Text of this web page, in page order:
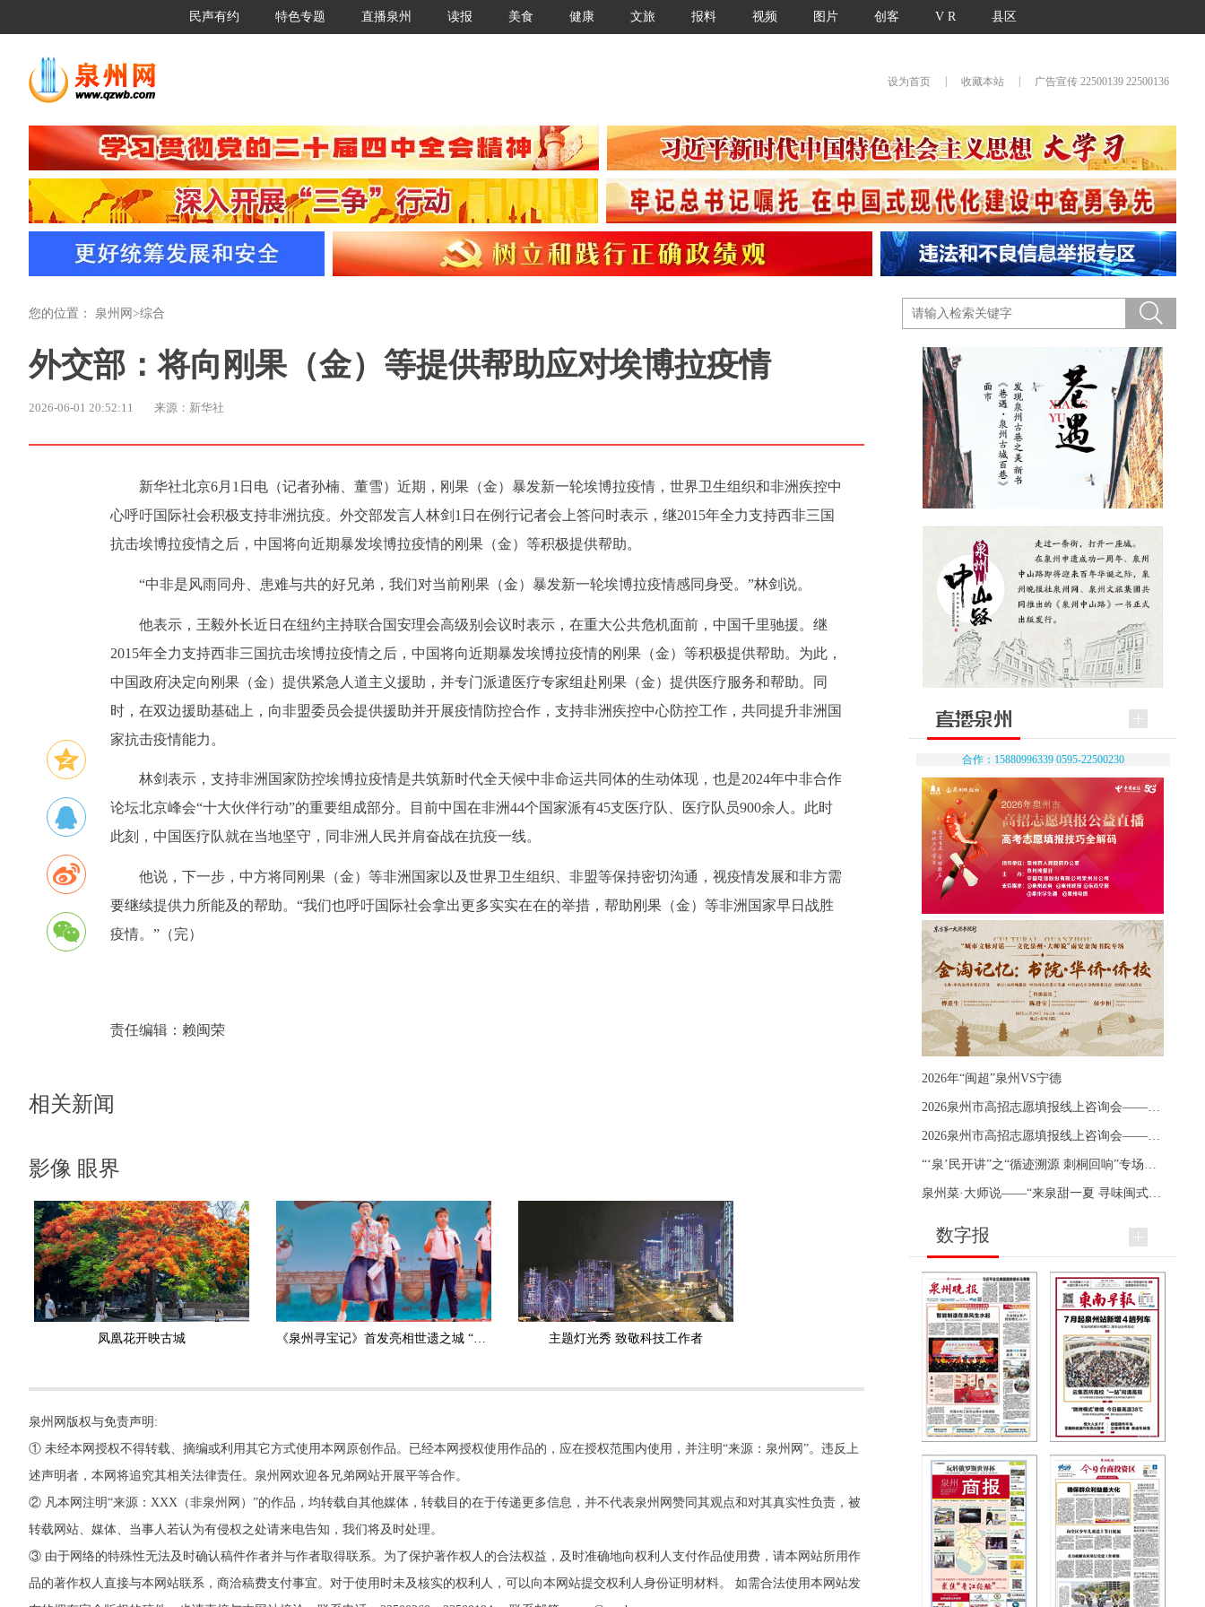
民声有约 特色专题 直播泉州 读报 美食 健康 文旅 报料 视频 图片 创客 V R 县区
设为首页 收藏本站 广告宣传 22500139 22500136
您的位置： 泉州网 >综合
外交部：将向刚果（金）等提供帮助应对埃博拉疫情
2026-06-01 20:52:11 来源：新华社
新华社北京6月1日电（记者孙楠、董雪）近期，刚果（金）暴发新一轮埃博拉疫情，世界卫生组织和非洲疾控中
心呼吁国际社会积极支持非洲抗疫。外交部发言人林剑1日在例行记者会上答问时表示，继2015年全力支持西非三国
抗击埃博拉疫情之后，中国将向近期暴发埃博拉疫情的刚果（金）等积极提供帮助。
“中非是风雨同舟、患难与共的好兄弟，我们对当前刚果（金）暴发新一轮埃博拉疫情感同身受。”林剑说。
他表示，王毅外长近日在纽约主持联合国安理会高级别会议时表示，在重大公共危机面前，中国千里驰援。继
2015年全力支持西非三国抗击埃博拉疫情之后，中国将向近期暴发埃博拉疫情的刚果（金）等积极提供帮助。为此，
中国政府决定向刚果（金）提供紧急人道主义援助，并专门派遣医疗专家组赴刚果（金）提供医疗服务和帮助。同
时，在双边援助基础上，向非盟委员会提供援助并开展疫情防控合作，支持非洲疾控中心防控工作，共同提升非洲国
家抗击疫情能力。
林剑表示，支持非洲国家防控埃博拉疫情是共筑新时代全天候中非命运共同体的生动体现，也是2024年中非合作
论坛北京峰会“十大伙伴行动”的重要组成部分。目前中国在非洲44个国家派有45支医疗队、医疗队员900余人。此时
此刻，中国医疗队就在当地坚守，同非洲人民并肩奋战在抗疫一线。
他说，下一步，中方将同刚果（金）等非洲国家以及世界卫生组织、非盟等保持密切沟通，视疫情发展和非方需
要继续提供力所能及的帮助。“我们也呼吁国际社会拿出更多实实在在的举措，帮助刚果（金）等非洲国家早日战胜
疫情。”（完）
责任编辑： 赖闽荣
相关新闻
影像 眼界
凤凰花开映古城 主题灯光秀 致敬科技工作者
泉州网版权与免责声明:
① 未经本网授权不得转载、摘编或利用其它方式使用本网原创作品。已经本网授权使用作品的，应在授权范围内使用，并注明“来源：泉州网”。违反上
述声明者，本网将追究其相关法律责任。泉州网欢迎各兄弟网站开展平等合作。
② 凡本网注明“来源：XXX（非泉州网）”的作品，均转载自其他媒体，转载目的在于传递更多信息，并不代表泉州网赞同其观点和对其真实性负责，被
转载网站、媒体、当事人若认为有侵权之处请来电告知，我们将及时处理。
③ 由于网络的特殊性无法及时确认稿件作者并与作者取得联系。为了保护著作权人的合法权益，及时准确地向权利人支付作品使用费，请本网站所用作
品的著作权人直接与本网站联系，商洽稿费支付事宜。对于使用时未及核实的权利人，可以向本网站提交权利人身份证明材料。 如需合法使用本网站发
合作：15880996339 0595-22500230
2026年“闽超”泉州VS宁德
数字报